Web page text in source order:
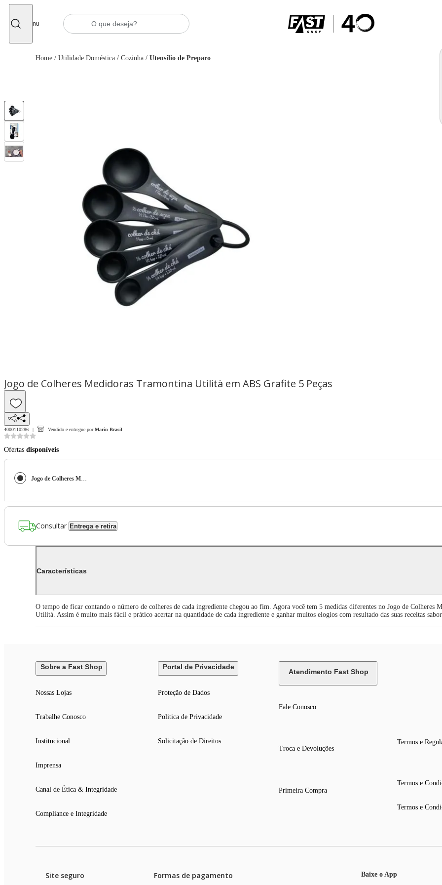
Menu
Home / Utilidade Doméstica / Cozinha / Utensílio de Preparo
Jogo de Colheres Medidoras Tramontina Utilità em ABS Grafite 5 Peças
4000110286 Vendido e entregue por Marin Brasil
Ofertas disponíveis
Jogo de Colheres Medidoras Tramontina Utilità em ABS Grafite 5 Peças
Consultar Entrega e retira
Características
O tempo de ficar contando o número de colheres de cada ingrediente chegou ao fim. Agora você tem 5 medidas diferentes no Jogo de
Utilità. Assim é muito mais fácil e prático acertar na quantidade de cada ingrediente e ganhar muitos elogios com resultado das suas receitas
Sobre a Fast Shop
Nossas Lojas
Trabalhe Conosco
Institucional
Imprensa
Canal de Ética & Integridade
Compliance e Integridade
Portal de Privacidade
Proteção de Dados
Politica de Privacidade
Solicitação de Direitos
Atendimento Fast Shop
Fale Conosco
Troca e Devoluções
Primeira Compra
Termos e
Termos e
Termos e
Site seguro Formas de pagamento Baixe o App